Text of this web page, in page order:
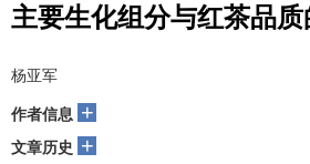
主要生化组分与红茶品
杨亚军
作者信息 +
文章历史 +